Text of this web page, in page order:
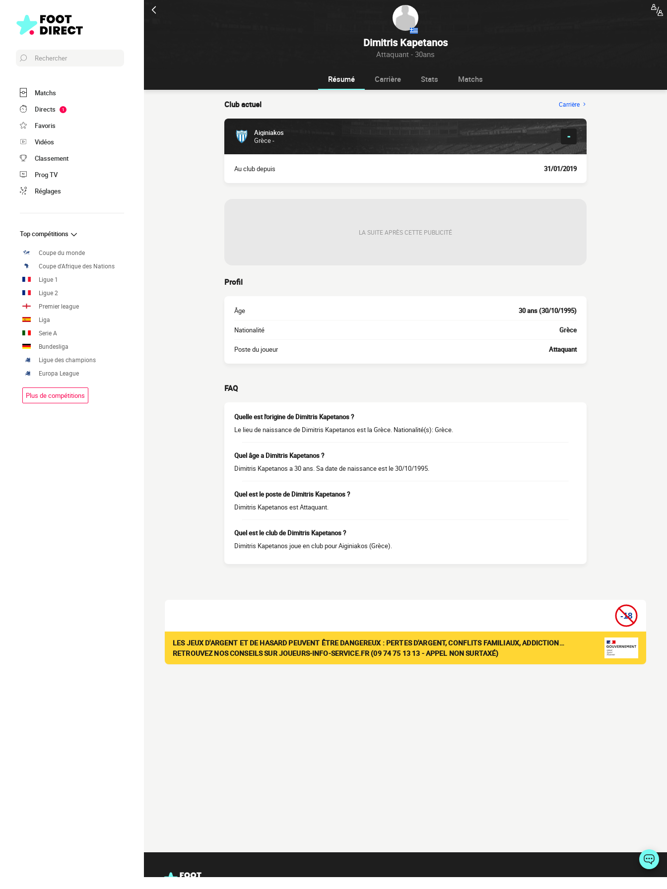
Dimitris Kapetanos
Attaquant - 30ans
Rechercher
Matchs
Directs
1
Favoris
Vidéos
Classement
Prog TV
Réglages
Top compétitions
Coupe du monde
Coupe d'Afrique des Nations
Ligue 1
Ligue 2
Premier league
Liga
Serie A
Bundesliga
Ligue des champions
Europa League
Plus de compétitions
Résumé Carrière Stats Matchs
Club actuel Carrière
Aiginiakos
Grèce -
-
Au club depuis 31/01/2019
LA SUITE APRÈS CETTE PUBLICITÉ
Profil
Âge 30 ans (30/10/1995)
Nationalité Grèce
Poste du joueur Attaquant
FAQ
Quelle est l'origine de Dimitris Kapetanos ?
Le lieu de naissance de Dimitris Kapetanos est la Grèce. Nationalité(s): Grèce.
Quel âge a Dimitris Kapetanos ?
Dimitris Kapetanos a 30 ans. Sa date de naissance est le 30/10/1995.
Quel est le poste de Dimitris Kapetanos ?
Dimitris Kapetanos est Attaquant.
Quel est le club de Dimitris Kapetanos ?
Dimitris Kapetanos joue en club pour Aiginiakos (Grèce).
LES JEUX D'ARGENT ET DE HASARD PEUVENT ÊTRE DANGEREUX : PERTES D'ARGENT, CONFLITS FAMILIAUX, ADDICTION…
RETROUVEZ NOS CONSEILS SUR JOUEURS-INFO-SERVICE.FR (09 74 75 13 13 - APPEL NON SURTAXÉ)